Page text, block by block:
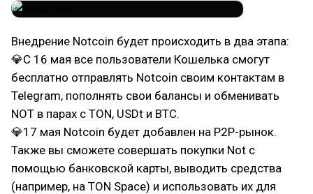
Внедрение Notcoin будет происходить в два этапа:
💎С 16 мая все пользователи Кошелька смогут
бесплатно отправлять Notcoin своим контактам в
Telegram, пополнять свои балансы и обменивать
NOT в парах с TON, USDt и BTC.
💎17 мая Notcoin будет добавлен на P2P-рынок.
Также вы сможете совершать покупки Not с
помощью банковской карты, выводить средства
(например, на TON Space) и использовать их для